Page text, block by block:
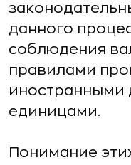
данного
соблюдения
правилами
единицами.
Понимание